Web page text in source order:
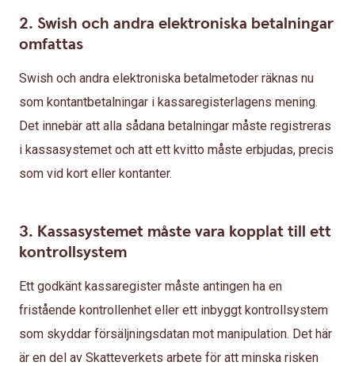
2. Swish och andra elektroniska betalningar
omfattas
Swish och andra elektroniska betalmetoder räknas nu
som kontantbetalningar i kassaregisterlagens mening.
Det innebär att alla sådana betalningar måste registreras
i kassasystemet och att ett kvitto måste erbjudas, precis
som vid kort eller kontanter.
3. Kassasystemet måste vara kopplat till ett
kontrollsystem
Ett godkänt kassaregister måste antingen ha en
fristående kontrollenhet eller ett inbyggt kontrollsystem
som skyddar försäljningsdatan mot manipulation. Det här
är en del av Skatteverkets arbete för att minska risken